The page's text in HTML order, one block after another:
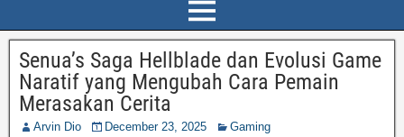
Senua’s Saga Hellblade dan Evolusi Game
Naratif yang Mengubah Cara Pemain
Merasakan Cerita
Arvin Dio December 23, 2025 Gaming